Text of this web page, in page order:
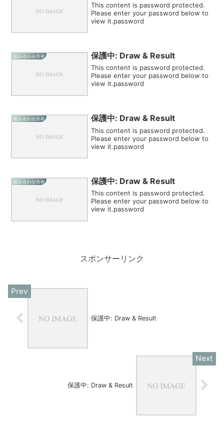
This content is password protected.
Please enter your password below to
view it.password
組み合わせ共有 保護中: Draw & Result
This content is password protected.
Please enter your password below to
view it.password
組み合わせ共有 保護中: Draw & Result
This content is password protected.
Please enter your password below to
view it.password
組み合わせ共有 保護中: Draw & Result
This content is password protected.
Please enter your password below to
view it.password
スポンサーリンク
保護中: Draw & Result
保護中: Draw & Result